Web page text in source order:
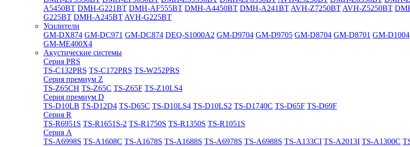
A5450BT DMH-G221BT DMH-AF555BT DMH-A4450BT DMH-A241BT AVH-Z7250BT AVH-Z5250BT
G225BT DMH-A245BT AVH-G225BT
Усилители
GM-DX874 GM-DC971 GM-DC874 DEQ-S1000A2 GM-D9704 GM-D9705 GM-D8704 GM-D8701 GM-D1004
GM-ME400X4
Акустические системы
Cерия PRS
TS-C132PRS TS-C172PRS TS-W252PRS
Cерия премиум Z
TS-Z65CH TS-Z65C TS-Z65F TS-Z10LS4
Cерия премиум D
TS-D10LB TS-D12D4 TS-D65C TS-D10LS4 TS-D10LS2 TS-D1740C TS-D65F TS-D69F
Cерия R
TS-R6951S TS-R1651S-2 TS-R1750S TS-R1350S TS-R1051S
Cерия A
TS-A6998S TS-A1608C TS-A1678S TS-A1688S TS-A6978S TS-A6988S TS-A133CI TS-A2013I TS-A1300C